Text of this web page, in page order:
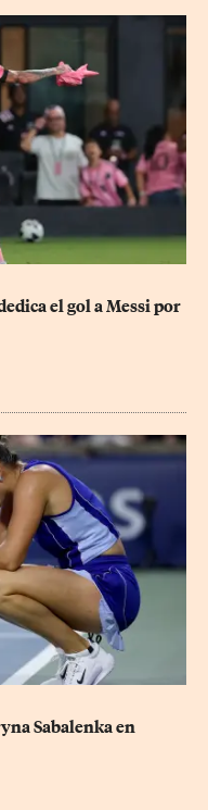
el gol a Messi por
Sabalenka en